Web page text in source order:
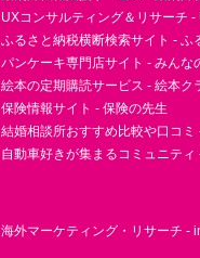
UXコンサルティング＆リサーチ -
ふるさと納税横断検索サイト - ふ
パンケーキ専門店サイト - みんな
絵本の定期購読サービス - 絵本ク
保険情報サイト - 保険の先生
結婚相談所おすすめ比較や口コミ
自動車好きが集まるコミュニティ
海外マーケティング・リサーチ -